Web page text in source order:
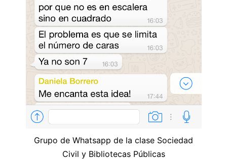
Grupo de Whatsapp de la clase Sociedad
Civil y Bibliotecas Públicas